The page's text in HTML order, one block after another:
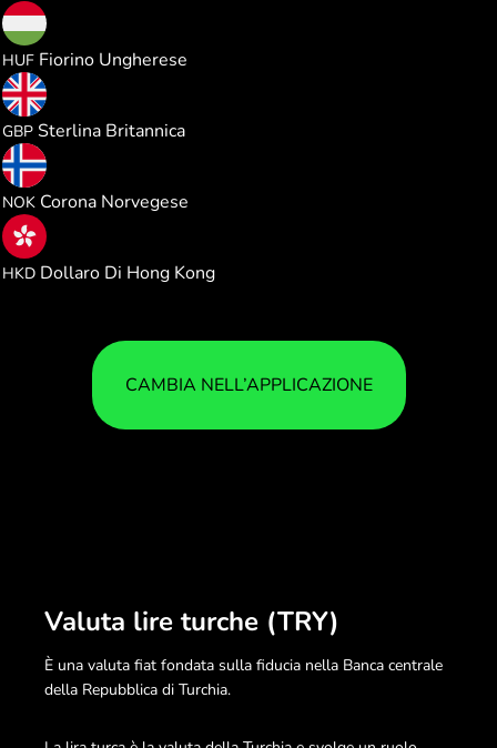
HUF Fiorino Ungherese
GBP Sterlina Britannica
NOK Corona Norvegese
HKD Dollaro Di Hong Kong
CAMBIA NELL’APPLICAZIONE
Valuta lire turche (TRY)
È una valuta fiat fondata sulla fiducia nella Banca centrale
della Repubblica di Turchia.